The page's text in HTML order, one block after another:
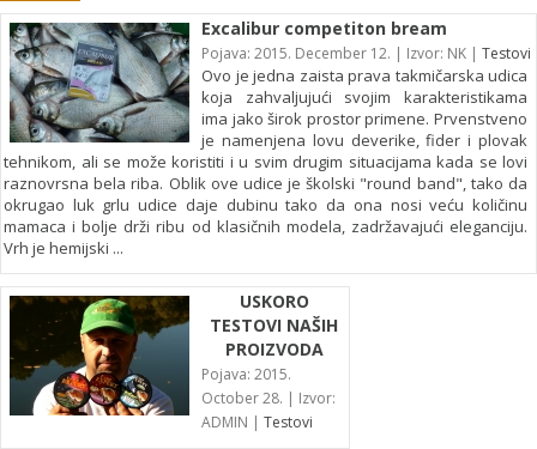
Excalibur competiton bream
Pojava: 2015. December 12. | Izvor: NK | Testovi
Ovo je jedna zaista prava takmičarska udica
koja zahvaljujući svojim karakteristikama
ima jako širok prostor primene. Prvenstveno
je namenjena lovu deverike, fider i plovak
tehnikom, ali se može koristiti i u svim drugim situacijama kada se lovi
raznovrsna bela riba. Oblik ove udice je školski "round band", tako da
okrugao luk grlu udice daje dubinu tako da ona nosi veću količinu
mamaca i bolje drži ribu od klasičnih modela, zadržavajući eleganciju.
Vrh je hemijski ...
USKORO
TESTOVI NAŠIH
PROIZVODA
Pojava: 2015.
October 28. | Izvor:
ADMIN | Testovi